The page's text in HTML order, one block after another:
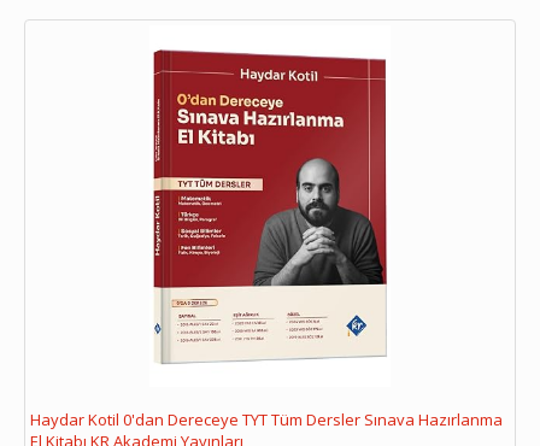
Haydar Kotil 0'dan Dereceye TYT Tüm Dersler Sınava Hazırlanma
El Kitabı KR Akademi Yayınları